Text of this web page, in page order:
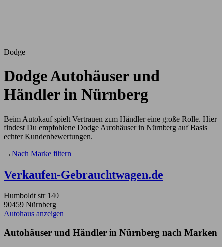
Dodge
Dodge Autohäuser und
Händler in Nürnberg
Beim Autokauf spielt Vertrauen zum Händler eine große Rolle. Hier
findest Du empfohlene Dodge Autohäuser in Nürnberg auf Basis
echter Kundenbewertungen.
→Nach Marke filtern
Verkaufen-Gebrauchtwagen.de
Humboldt str 140
90459 Nürnberg
Autohaus anzeigen
Autohäuser und Händler in Nürnberg nach Marken